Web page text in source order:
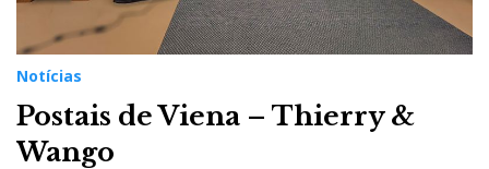
Notícias
Postais de Viena – Thierry &
Wango